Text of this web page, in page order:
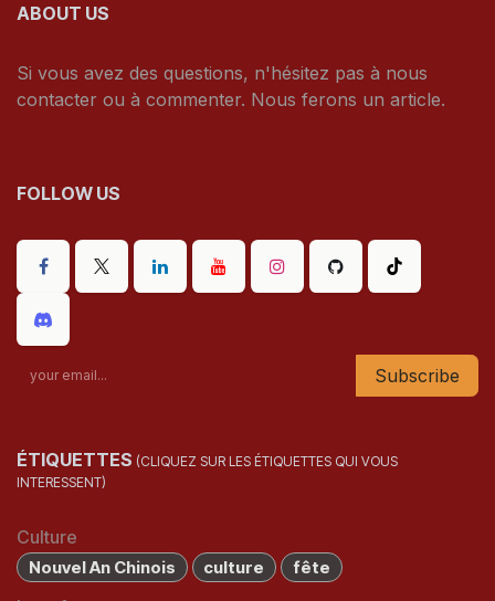
ABOUT US
Si vous avez des questions, n'hésitez pas à nous
contacter ou à commenter. Nous ferons un article.
FOLLOW US
Subscribe
ÉTIQUETTES (CLIQUEZ SUR LES ÉTIQUETTES QUI VOUS
INTERESSENT)
Culture
Nouvel An Chinois culture fête